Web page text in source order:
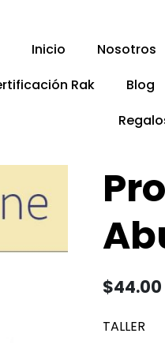
Inicio Nosotros
Rak
Blog
$44.00
TALLER